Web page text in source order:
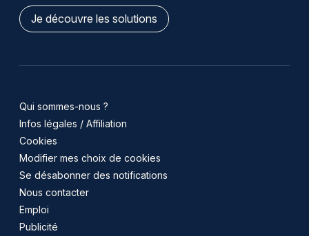
Je découvre les solutions
Qui sommes-nous ?
Infos légales / Affiliation
Cookies
Modifier mes choix de cookies
Se désabonner des notifications
Nous contacter
Emploi
Publicité